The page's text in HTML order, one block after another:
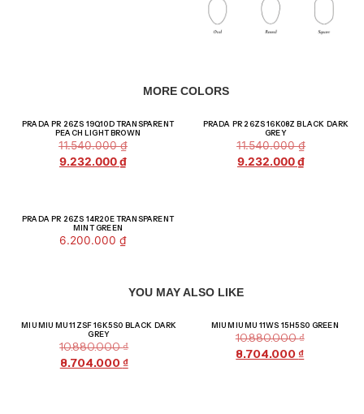
MORE COLORS
PRADA PR 26ZS 19Q10D TRANSPARENT
PEACH LIGHT BROWN
11.540.000₫
9.232.000₫
PRADA PR 26ZS 16K08Z BLACK DARK
GREY
11.540.000₫
9.232.000₫
PRADA PR 26ZS 14R20E TRANSPARENT
MINT GREEN
6.200.000 ₫
YOU MAY ALSO LIKE
MIU MIU MU 11ZSF 16K5S0 BLACK DARK
GREY
10.880.000₫
8.704.000 ₫
MIU MIU MU 11WS 15H5S0 GREEN
10.880.000₫
8.704.000₫